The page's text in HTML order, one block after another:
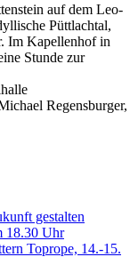
auf dem Leo-
Püttlachtal,
Im Kapellenhof in
Stunde zur
Regensburger,
gestalten
18.30 Uhr
Toprope, 14.-15.